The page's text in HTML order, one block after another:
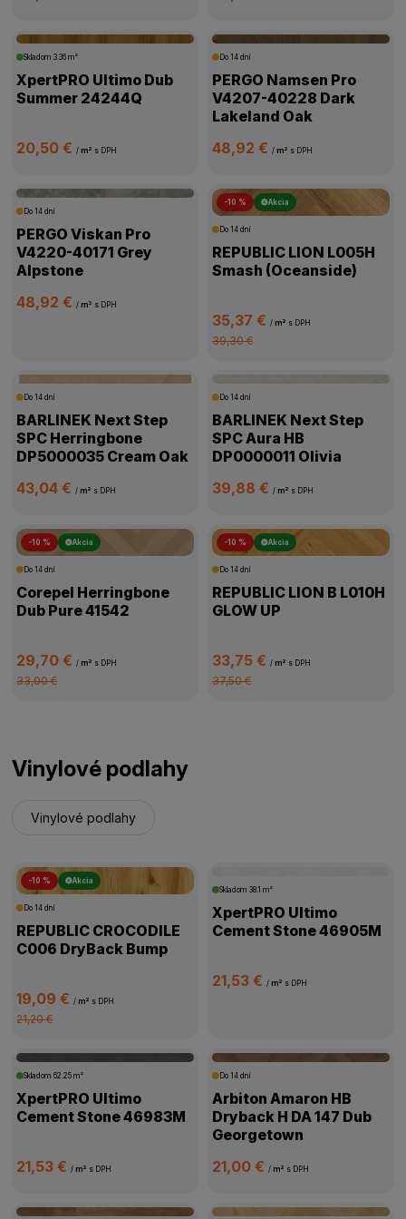
Skladom3.36 m²
XpertPRO Ultimo Dub
Summer 24244Q
20,50 €/ m² s DPH
Do 14 dní
PERGO Namsen Pro
V4207-40228 Dark
Lakeland Oak
48,92 € / m² s DPH
Do 14 dní
PERGO Viskan Pro
V4220-40171 Grey
Alpstone
48,92 €/ m² s DPH
-10 % Akcia
Do 14 dní
REPUBLIC LION L005H
Smash (Oceanside)
35,37 € / m² s DPH
39,30 €
Do 14 dní
BARLINEK Next Step
SPC Herringbone
DP5000035 Cream Oak
43,04 €/ m² s DPH
Do 14 dní
BARLINEK Next Step
SPC Aura HB
DP0000011 Olivia
39,88 € / m² s DPH
-10 % Akcia
Do 14 dní
Corepel Herringbone
Dub Pure 41542
29,70 €/ m² s DPH
33,00 €
-10 % Akcia
Do 14 dní
REPUBLIC LION B L010H
GLOW UP
33,75 € / m² s DPH
37,50 €
Vinylové podlahy
Vinylové podlahy
-10 % Akcia
Do 14 dní
REPUBLIC CROCODILE
C006 DryBack Bump
19,09 €/ m² s DPH
21,20 €
Skladom 38.1 m²
XpertPRO Ultimo
Cement Stone 46905M
21,53 € / m² s DPH
Skladom62.25 m²
XpertPRO Ultimo
Cement Stone 46983M
21,53 €/ m² s DPH
Do 14 dní
Arbiton Amaron HB
Dryback H DA 147 Dub
Georgetown
21,00 € / m² s DPH